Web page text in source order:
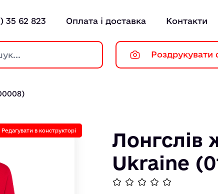
35 62 823 Оплата і доставка Контакти
Роздрукувати
Редагувати в конструкторі
Лонгслів
Ukraine